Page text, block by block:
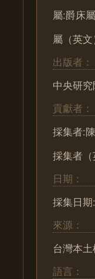
屬:爵床屬
屬（英
出版者：
中央研
貢獻者：
採集者:
採集者
日期：
採集日
來源：
台灣本
語言：